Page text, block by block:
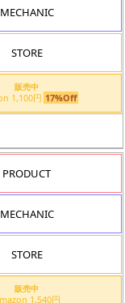
MECHANIC
STORE
販売中
Amazon 1,100円 17%Off
PRODUCT
MECHANIC
STORE
販売中
Amazon 1,540円